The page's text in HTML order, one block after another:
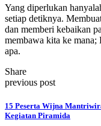
Yang diperlukan
setiap detiknya.
dan memberi kebaikan
membawa kita ke mana;
apa.
Share
previous post
15 Peserta Wijna
Kegiatan Piramida